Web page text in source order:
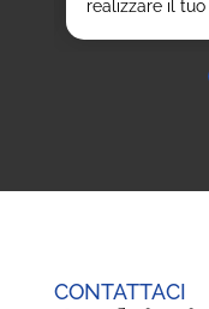
realizzare il
CONTATTACI